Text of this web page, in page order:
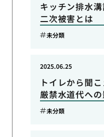
キッチン排水
二次被害とは
未分類
トイレから聞
厳禁水道代へ
2025.06.25
未分類